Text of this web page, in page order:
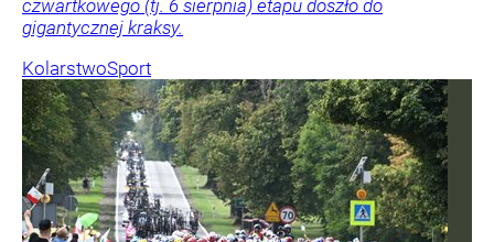
czwartkowego (tj. 6 sierpnia) etapu doszło do
gigantycznej kraksy.
KolarstwoSport